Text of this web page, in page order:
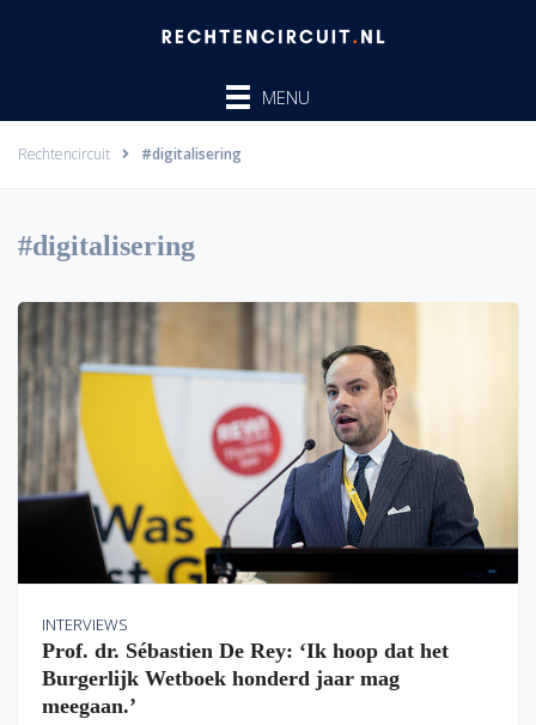
MENU
Rechtencircuit #digitalisering
#digitalisering
INTERVIEWS
Prof. dr. Sébastien De Rey: ‘Ik hoop dat het
Burgerlijk Wetboek honderd jaar mag
meegaan.’